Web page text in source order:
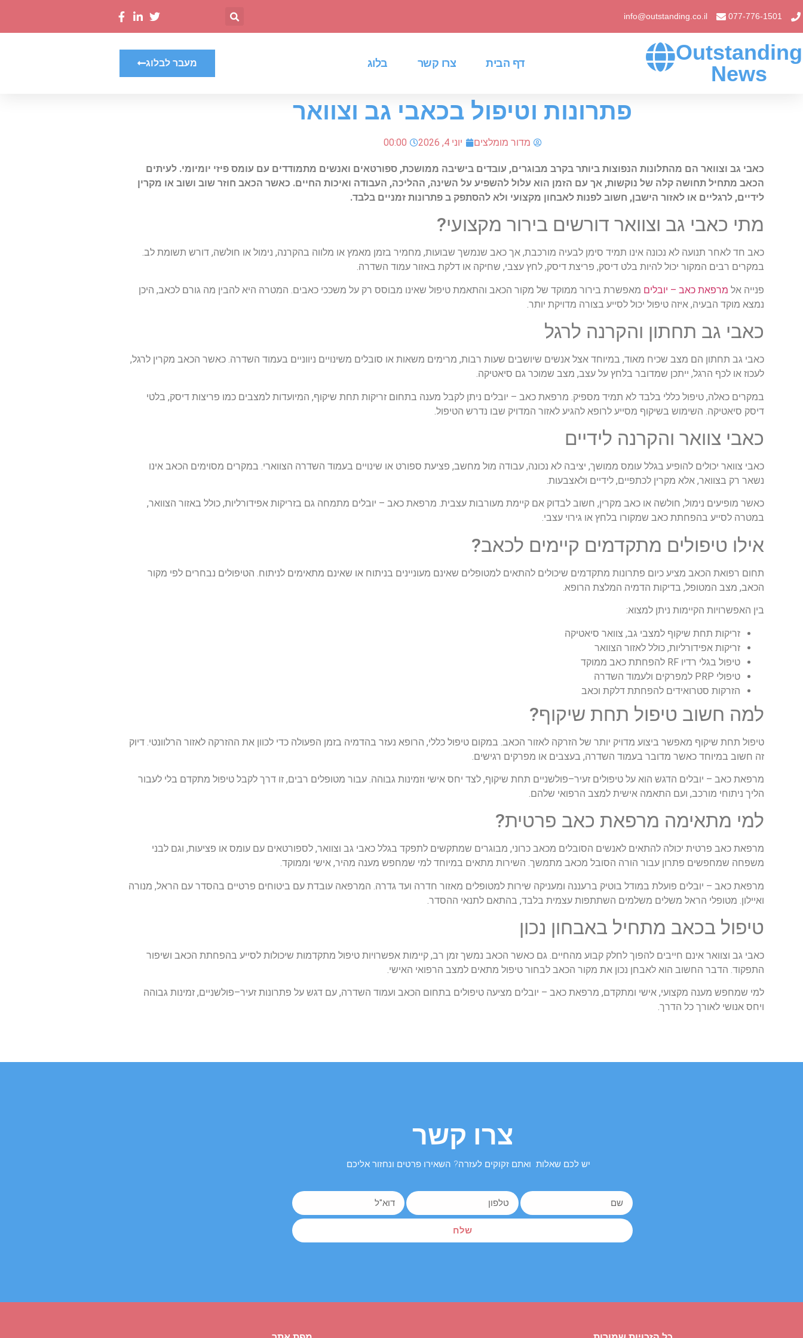
077-776-1501
info@outstanding.co.il
Outstanding
News
דף הבית צרו קשר בלוג מעבר לבלוג
פתרונות וטיפול בכאבי גב וצוואר
מדור מומלצים יוני 4, 2026 00:00
כאבי גב וצוואר הם מהתלונות הנפוצות ביותר בקרב מבוגרים, עובדים בישיבה ממושכת, ספורטאים ואנשים מתמודדים עם עומס פיזי יומיומי. לעיתים
הכאב מתחיל תחושה קלה של נוקשות, אך עם הזמן הוא עלול להשפיע על השינה, ההליכה, העבודה ואיכות החיים. כאשר הכאב חוזר שוב ושוב או מקרין
לידיים, לרגליים או לאזור הישבן, חשוב לפנות לאבחון מקצועי ולא להסתפק ב פתרונות זמניים בלבד.
מתי כאבי גב וצוואר דורשים בירור מקצועי?
כאב חד לאחר תנועה לא נכונה אינו תמיד סימן לבעיה מורכבת, אך כאב שנמשך שבועות, מחמיר בזמן מאמץ או מלווה בהקרנה, נימול או חולשה, דורש תשומת לב.
במקרים רבים המקור יכול להיות בלט דיסק, פריצת דיסק, לחץ עצבי, שחיקה או דלקת באזור עמוד השדרה.
פנייה אל מרפאת כאב – יובלים מאפשרת בירור ממוקד של מקור הכאב והתאמת טיפול שאינו מבוסס רק על משככי כאבים. המטרה היא להבין מה גורם לכאב, היכן
נמצא מוקד הבעיה, איזה טיפול יכול לסייע בצורה מדויקת יותר.
כאבי גב תחתון והקרנה לרגל
כאבי גב תחתון הם מצב שכיח מאוד, במיוחד אצל אנשים שיושבים שעות רבות, מרימים משאות או סובלים משינויים ניווניים בעמוד השדרה. כאשר הכאב מקרין לרגל,
לעכוז או לכף הרגל, ייתכן שמדובר בלחץ על עצב, מצב שמוכר גם סיאטיקה.
במקרים כאלה, טיפול כללי בלבד לא תמיד מספיק מרפאת כאב – יובלים ניתן לקבל מענה בתחום זריקות תחת שיקוף, המיועדות למצבים כמו פריצות דיסק, בלטי
דיסק סיאטיקה השימוש בשיקוף מסייע לרופא להגיע לאזור המדויק שבו נדרש הטיפול
כאבי צוואר והקרנה לידיים
כאבי צוואר יכולים להופיע בגלל עומס ממושך, יציבה לא נכונה, עבודה מול מחשב, פציעת ספורט או שינויים בעמוד השדרה הצווארי. במקרים מסוימים הכאב אינו
נשאר רק בצוואר, אלא מקרין לכתפיים, לידיים ולאצבעות.
כאשר מופיעים נימול, חולשה או כאב מקרין, חשוב לבדוק אם קיימת מעורבות עצבית. מרפאת כאב – יובלים מתמחה גם בזריקות אפידורליות, כולל באזור הצוואר,
במטרה לסייע בהפחתת כאב שמקורו בלחץ או גירוי עצבי.
אילו טיפולים מתקדמים קיימים לכאב?
תחום רפואת הכאב מציע כיום פתרונות מתקדמים שיכולים להתאים למטופלים שאינם מעוניינים בניתוח או שאינם מתאימים לניתוח. הטיפולים נבחרים לפי מקור
הכאב, מצב המטופל, בדיקות הדמיה המלצת הרופא.
בין האפשרויות הקיימות ניתן למצוא:
זריקות תחת שיקוף למצבי גב, צוואר סיאטיקה
זריקות אפידורליות, כולל לאזור הצוואר
טיפול בגלי רדיו RF להפחתת כאב ממוקד
טיפולי PRP למפרקים ולעמוד השדרה
הזרקות סטרואידים להפחתת דלקת וכאב
למה חשוב טיפול תחת שיקוף?
טיפול תחת שיקוף מאפשר ביצוע מדויק יותר של הזרקה לאזור הכאב במקום טיפול כללי, הרופא נעזר בהדמיה בזמן הפעולה כדי לכוון את ההזרקה לאזור הרלוונטי דיוק
זה חשוב במיוחד כאשר מדובר בעמוד השדרה, בעצבים או מפרקים רגישים
מרפאת כאב – יובלים הדגש הוא על טיפולים זעיר–פולשניים תחת שיקוף, לצד יחס אישי וזמינות גבוהה. עבור מטופלים רבים, זו דרך לקבל טיפול מתקדם בלי לעבור
הליך ניתוחי מורכב, ועם התאמה אישית למצב הרפואי שלהם.
למי מתאימה מרפאת כאב פרטית?
מרפאת כאב פרטית יכולה להתאים לאנשים הסובלים מכאב כרוני, מבוגרים שמתקשים לתפקד בגלל כאבי גב וצוואר, לספורטאים עם עומס או פציעות, וגם לבני
משפחה שמחפשים פתרון עבור הורה הסובל מכאב מתמשך. השירות מתאים במיוחד למי שמחפש מענה מהיר, אישי וממוקד.
מרפאת כאב – יובלים פועלת במודל בוטיק ברעננה ומעניקה שירות למטופלים מאזור חדרה ועד גדרה המרפאה עובדת עם ביטוחים פרטיים בהסדר עם הראל, מנורה
ואיילון מטופלי הראל משלים משלמים השתתפות עצמית בלבד, בהתאם לתנאי ההסדר
טיפול בכאב מתחיל באבחון נכון
כאבי גב וצוואר אינם חייבים להפוך לחלק קבוע מהחיים. גם כאשר הכאב נמשך זמן רב, קיימות אפשרויות טיפול מתקדמות שיכולות לסייע בהפחתת הכאב ושיפור
התפקוד. הדבר החשוב הוא לאבחן נכון את מקור הכאב לבחור טיפול מתאים למצב הרפואי האישי.
למי שמחפש מענה מקצועי, אישי ומתקדם, מרפאת כאב – יובלים מציעה טיפולים בתחום הכאב ועמוד השדרה, עם דגש על פתרונות זעיר–פולשניים, זמינות גבוהה
ויחס אנושי לאורך כל הדרך.
צרו קשר
יש לכם שאלות ואתם זקוקים לעזרה? השאירו פרטים ונחזור אליכם
שלח